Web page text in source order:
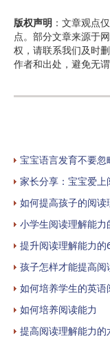
版权声明 ：文章观点
点。部分文章来源于
权，请联系我们及时
作者和出处，避免无谓
宝宝语言发育不要忽
家长分享：宝宝爱上
如何提高孩子的阅
小学生阅读理解能力
提升阅读理解能力的
孩子怎样才能提高阅
如何培养学生的英
如何培养阅读能力
提高阅读理解能力的